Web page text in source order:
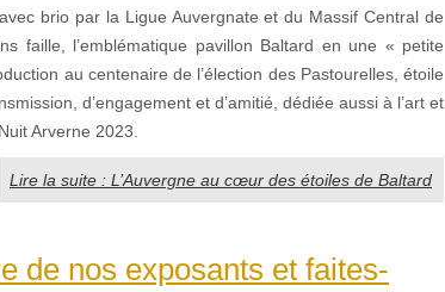
brio par la Ligue Auvergnate et du Massif Central de
faille, l’emblématique pavillon Baltard en une « petite
au centenaire de l’élection des Pastourelles, étoile
d’engagement et d’amitié, dédiée aussi à l’art et
Arverne 2023.
Lire la suite : L’Auvergne au cœur des étoiles de Baltard
de nos exposants et faites-